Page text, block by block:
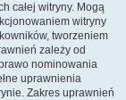
całej witryny. Mogą
witryny
tworzeniem
zależy od
nominowania
uprawnienia
Zakres uprawnień